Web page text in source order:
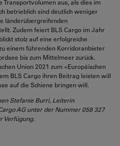
Transportvolumen aus, als dies im
betrieblich sind deutlich weniger
länderübergreifenden
Zudem feiert BLS Cargo im Jahr
stolz auf eine erfolgreiche
einem führenden Korridoranbieter
bis zum Mittelmeer zurück.
Union 2021 zum «Europäischen
BLS Cargo ihren Beitrag leisten will
auf die Schiene bringen will.
Stefanie Burri, Leiterin
AG unter der Nummer 058 327
Verfügung.